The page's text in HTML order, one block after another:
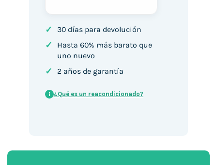
✓ 30 días para devolución
✓
Hasta 60% más barato que
uno nuevo
✓ 2 años de garantía
i ¿Qué es un reacondicionado?